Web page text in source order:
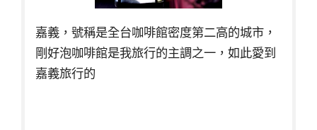
嘉義，號稱是全台咖啡館密度第二高的城市，
剛好泡咖啡館是我旅行的主調之一，如此愛到
嘉義旅行的